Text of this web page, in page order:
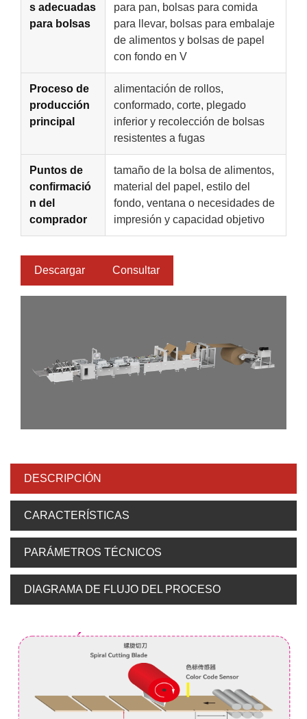
s adecuadas
para bolsas
para pan, bolsas para comida
para llevar, bolsas para embalaje
de alimentos y bolsas de papel
con fondo en V
Proceso de
producción
principal
alimentación de rollos,
conformado, corte, plegado
inferior y recolección de bolsas
resistentes a fugas
Puntos de
confirmació
n del
comprador
tamaño de la bolsa de alimentos,
material del papel, estilo del
fondo, ventana o necesidades de
impresión y capacidad objetivo
Descargar Consultar
DESCRIPCIÓN
CARACTERÍSTICAS
PARÁMETROS TÉCNICOS
DIAGRAMA DE FLUJO DEL PROCESO